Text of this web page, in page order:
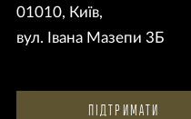
01010, Київ,
вул. Івана Мазепи 3Б
ПІДТРИМАТИ